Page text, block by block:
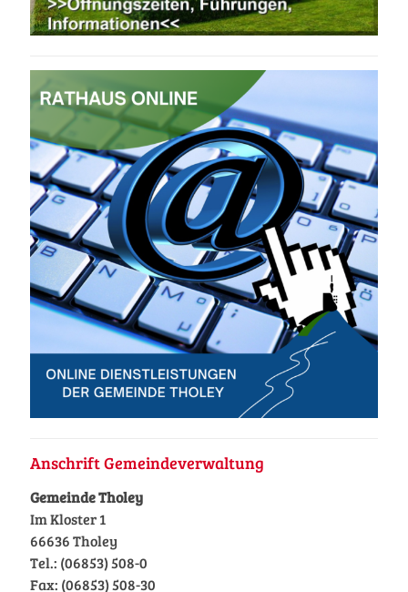
Anschrift Gemeindeverwaltung
Gemeinde Tholey
Im Kloster 1
66636 Tholey
Tel.: (06853) 508-0
Fax: (06853) 508-30